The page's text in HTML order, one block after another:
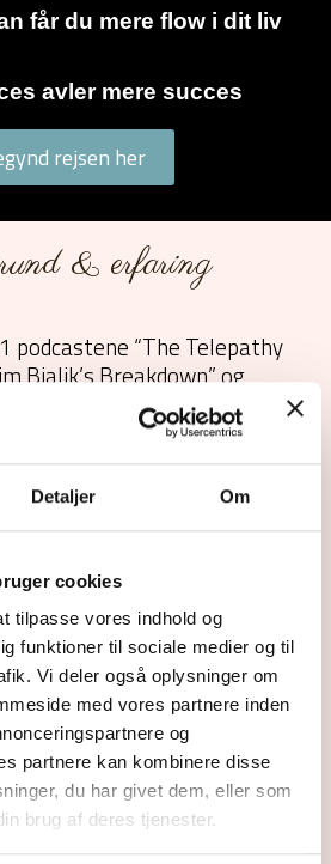
Detaljer Om
cookies
tilpasse vores indhold og
funktioner til sociale medier og til
Vi deler også oplysninger om
med vores partnere inden
og
partnere kan kombinere disse
du har givet dem, eller som
brug af deres tjenester.
får du mere flow i dit liv
avler mere succes
rejsen her
& erfaring
podcastene “The Telepathy
Bialik’s Breakdown” og
med bogen
"The Three Tools To
Son Taught Me"
og spirituel
år
ponypige til OL-ryttere
at forstå deres hests sind
træningen
om adfærdsproblemer med
i mistrivsel
bogen "Activate Your
i USA
mest anerkendte